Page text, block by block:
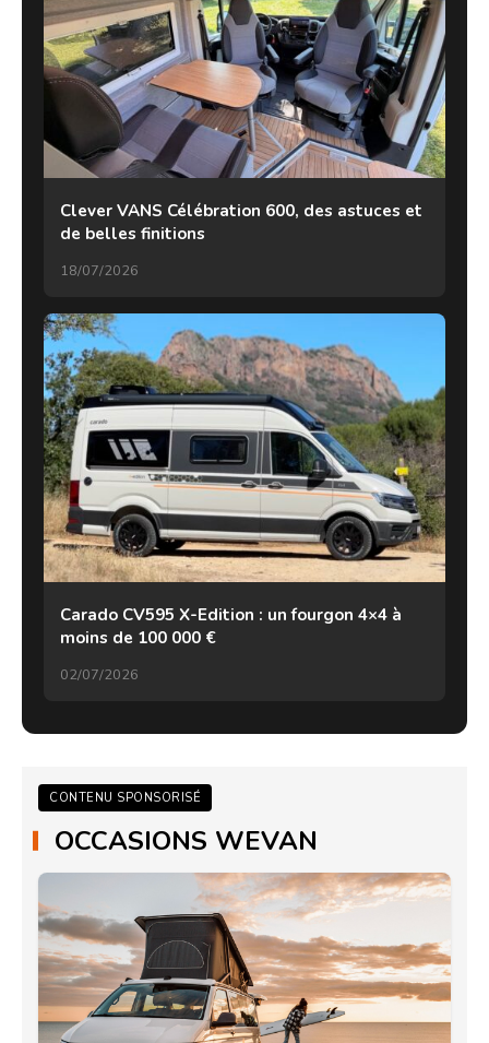
Clever VANS Célébration 600, des astuces et
de belles finitions
18/07/2026
Carado CV595 X-Edition : un fourgon 4×4 à
moins de 100 000 €
02/07/2026
CONTENU SPONSORISÉ
OCCASIONS WEVAN